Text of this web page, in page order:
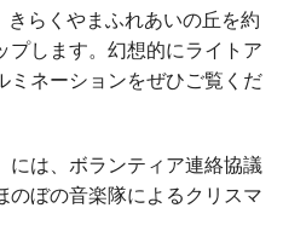
きらくやまふれあいの丘を約
プします。幻想的にライトア
ミネーションをぜひご覧くだ
は、ボランティア連絡協議
のぼの音楽隊によるクリスマ